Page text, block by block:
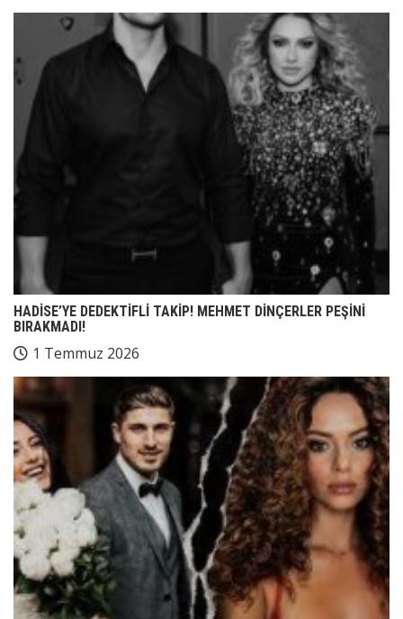
HADİSE’YE DEDEKTİFLİ TAKİP! MEHMET DİNÇERLER PEŞİNİ
BIRAKMADI!
1 Temmuz 2026